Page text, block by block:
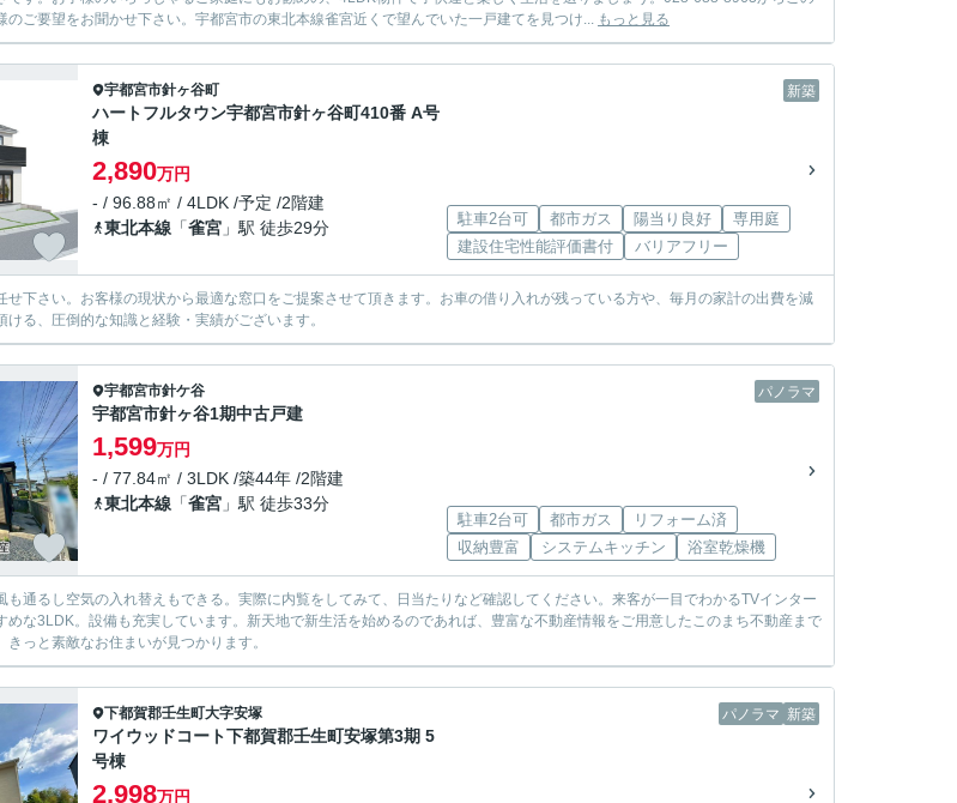
のご要望をお聞かせ下さい。宇都宮市の東北本線雀宮近くで望んでいた一戸建てを見つけ... もっと見る
新築
宇都宮市針ヶ谷町
ハートフルタウン宇都宮市針ヶ谷町410番 A号
棟
2,890万円
- / 96.88㎡ / 4LDK /予定 /2階建
東北本線 「雀宮 」駅 徒歩29分 駐車2台可 都市ガス 陽当り良好
専用庭
建設住宅性能評価書付
バリアフリー
せ下さい。お客様の現状から最適な窓口をご提案させて頂きます。お車の借り入れが残っている方や、毎月の家計の出費を減
ける、圧倒的な知識と経験・実績がございます。
パノラマ
宇都宮市針ケ谷
宇都宮市針ヶ谷1期中古戸建
1,599万円
- / 77.84㎡ / 3LDK /築44年 /2階建
東北本線 「雀宮 」駅 徒歩33分
駐車2台可 都市ガス
リフォーム済
収納豊富
システムキッチン 浴室乾燥機
も通るし空気の入れ替えもできる。実際に内覧をしてみて、日当たりなど確認してください。来客が一目でわかるTVインター
めな3LDK。設備も充実しています。新天地で新生活を始めるのであれば、豊富な不動産情報をご用意したこのまち不動産まで
っと素敵なお住まいが見つかります。
パノラマ 新築
下都賀郡壬生町大字安塚
ワイウッドコート下都賀郡壬生町安塚第3期 5
号棟
2,998万円